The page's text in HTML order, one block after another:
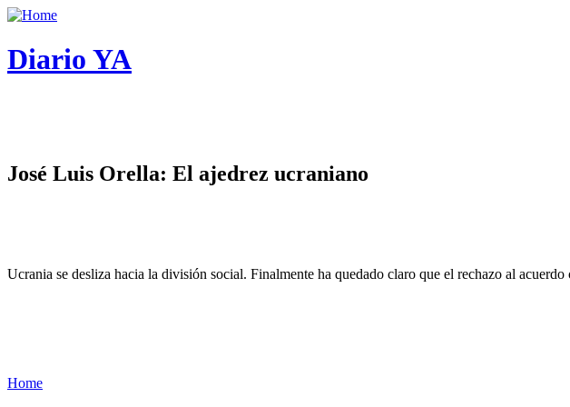
Diario YA
José Luis Orella: El ajedrez ucraniano
Ucrania se desliza hacia la división social. Finalmente ha quedado claro que el rechazo al
Home